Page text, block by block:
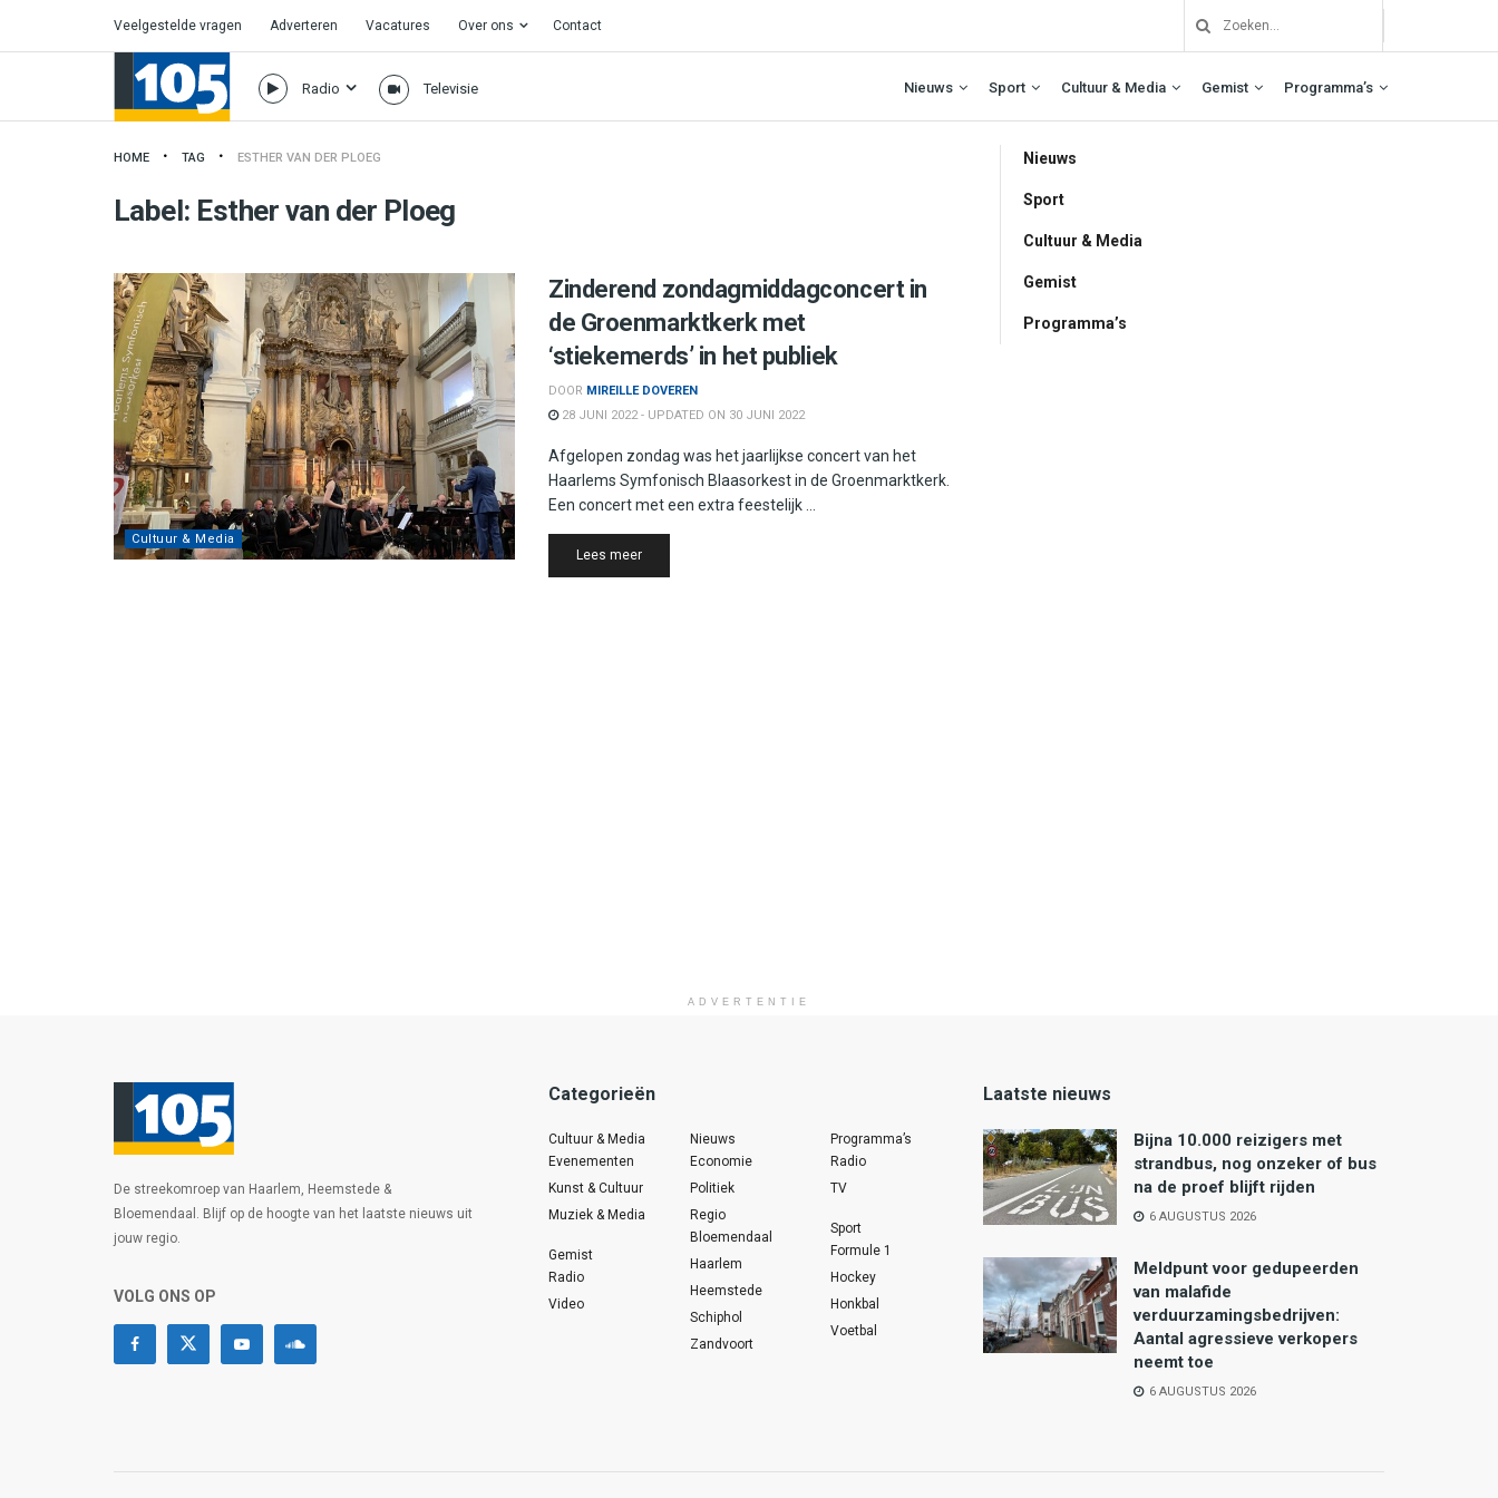
Veelgestelde vragen Adverteren Vacatures Over ons Contact
Radio Televisie Nieuws Sport Cultuur & Media Gemist Programma’s
HOME TAG ESTHER VAN DER PLOEG
Label: Esther van der Ploeg
Cultuur & Media
Zinderend zondagmiddagconcert in
de Groenmarktkerk met
‘stiekemerds’ in het publiek
DOOR MIREILLE DOVEREN
28 JUNI 2022 - UPDATED ON 30 JUNI 2022
Afgelopen zondag was het jaarlijkse concert van het
Haarlems Symfonisch Blaasorkest in de Groenmarktkerk.
Een concert met een extra feestelijk ...
Lees meerDetails
Nieuws
Sport
Cultuur & Media
Gemist
Programma’s
ADVERTENTIE
De streekomroep van Haarlem, Heemstede &
Bloemendaal. Blijf op de hoogte van het laatste nieuws uit
jouw regio.
VOLG ONS OP
Categorieën
Cultuur & Media
Evenementen
Kunst & Cultuur
Muziek & Media
Gemist
Radio
Video
Nieuws
Economie
Politiek
Regio
Bloemendaal
Haarlem
Heemstede
Schiphol
Zandvoort
Programma’s
Radio
TV
Sport
Formule 1
Hockey
Honkbal
Voetbal
Laatste nieuws
Bijna 10.000 reizigers met
strandbus, nog onzeker of bus
na de proef blijft rijden
6 AUGUSTUS 2026
Meldpunt voor gedupeerden
van malafide
verduurzamingsbedrijven:
Aantal agressieve verkopers
neemt toe
6 AUGUSTUS 2026